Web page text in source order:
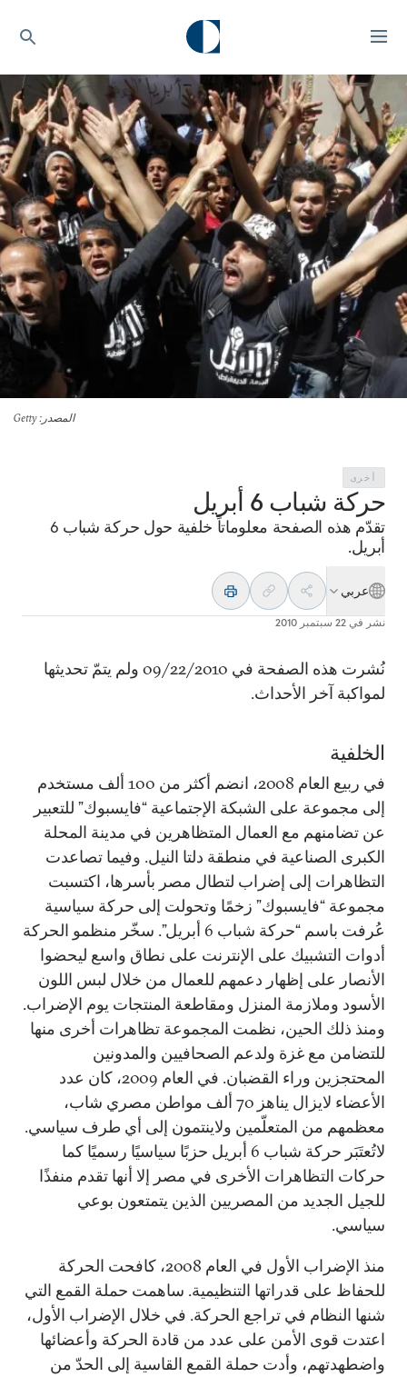
المصدر : Getty
أخرى
حركة شباب 6 أبريل
تقدّم هذه الصفحة معلوماتاً خلفية حول حركة شباب 6
أبريل.
عربي
نشر في 22 سبتمبر 2010
نُشرت هذه الصفحة في 09/22/2010 ولم يتمّ تحديثها
لمواكبة آخر الأحداث.
الخلفية
في ربيع العام 2008، انضم أكثر من 100 ألف مستخدم
إلى مجموعة على الشبكة الإجتماعية “فايسبوك” للتعبير
عن تضامنهم مع العمال المتظاهرين في مدينة المحلة
الكبرى الصناعية في منطقة دلتا النيل. وفيما تصاعدت
التظاهرات إلى إضراب لتطال مصر بأسرها، اكتسبت
مجموعة “فايسبوك” زخمًا وتحولت إلى حركة سياسية
عُرفت باسم “حركة شباب 6 أبريل”. سخّر منظمو الحركة
أدوات التشبيك على الإنترنت على نطاق واسع ليحضوا
الأنصار على إظهار دعمهم للعمال من خلال لبس اللون
الأسود وملازمة المنزل ومقاطعة المنتجات يوم الإضراب.
ومنذ ذلك الحين، نظمت المجموعة تظاهرات أخرى منها
للتضامن مع غزة ولدعم الصحافيين والمدونين
المحتجزين وراء القضبان. في العام 2009، كان عدد
الأعضاء لايزال يناهز 70 ألف مواطن مصري شاب،
معظمهم من المتعلّمين ولاينتمون إلى أي طرف سياسي.
لاتُعتَبَر حركة شباب 6 أبريل حزبًا سياسيًا رسميًا كما
حركات التظاهرات الأخرى في مصر إلا أنها تقدم منفذًا
للجيل الجديد من المصريين الذين يتمتعون بوعي
سياسي.
منذ الإضراب الأول في العام 2008، كافحت الحركة
للحفاظ على قدراتها التنظيمية. ساهمت حملة القمع التي
شنها النظام في تراجع الحركة. في خلال الإضراب الأول،
اعتدت قوى الأمن على عدد من قادة الحركة وأعضائها
واضطهدتهم، وأدت حملة القمع القاسية إلى الحدّ من